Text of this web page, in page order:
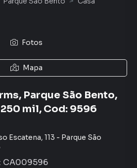
Fotos
Mapa
Parque São Bento,
mil, Cod: 9596
Escatena, 113 - Parque São
CA009596